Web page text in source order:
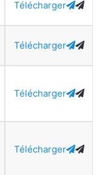
Télécharger
Télécharger
Télécharger
Télécharger